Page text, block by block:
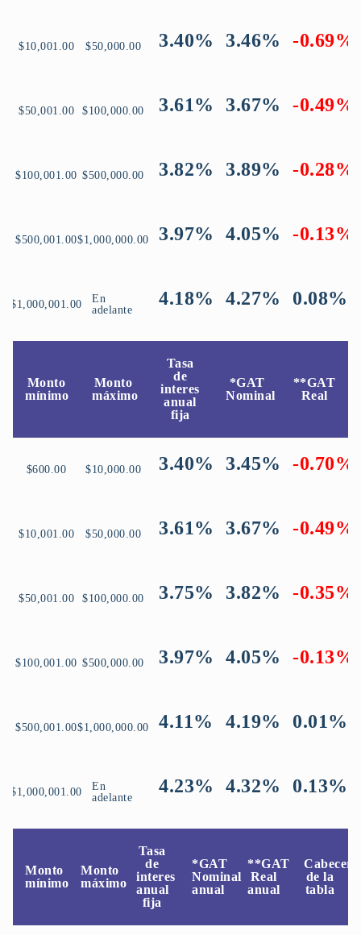
$10,001.00 $50,000.00 3.40% 3.46% -0.69%
$50,001.00 $100,000.00 3.61% 3.67% -0.49%
$100,001.00 $500,000.00 3.82% 3.89% -0.28%
$500,001.00$1,000,000.00 3.97% 4.05% -0.13%
$1,000,001.00
En
adelante
4.18% 4.27% 0.08%
Monto
mínimo
Monto
máximo
Tasa
de
interes
anual
fija
*GAT
Nominal
**GAT
Real
$600.00 $10,000.00 3.40% 3.45% -0.70%
$10,001.00 $50,000.00 3.61% 3.67% -0.49%
$50,001.00 $100,000.00 3.75% 3.82% -0.35%
$100,001.00 $500,000.00 3.97% 4.05% -0.13%
$500,001.00$1,000,000.00 4.11% 4.19% 0.01%
$1,000,001.00
En
adelante
4.23% 4.32% 0.13%
Monto
mínimo
Monto
máximo
Tasa
de
interes
anual
fija
*GAT
Nominal
anual
**GAT
Real
anual
Cabecera
de la
tabla